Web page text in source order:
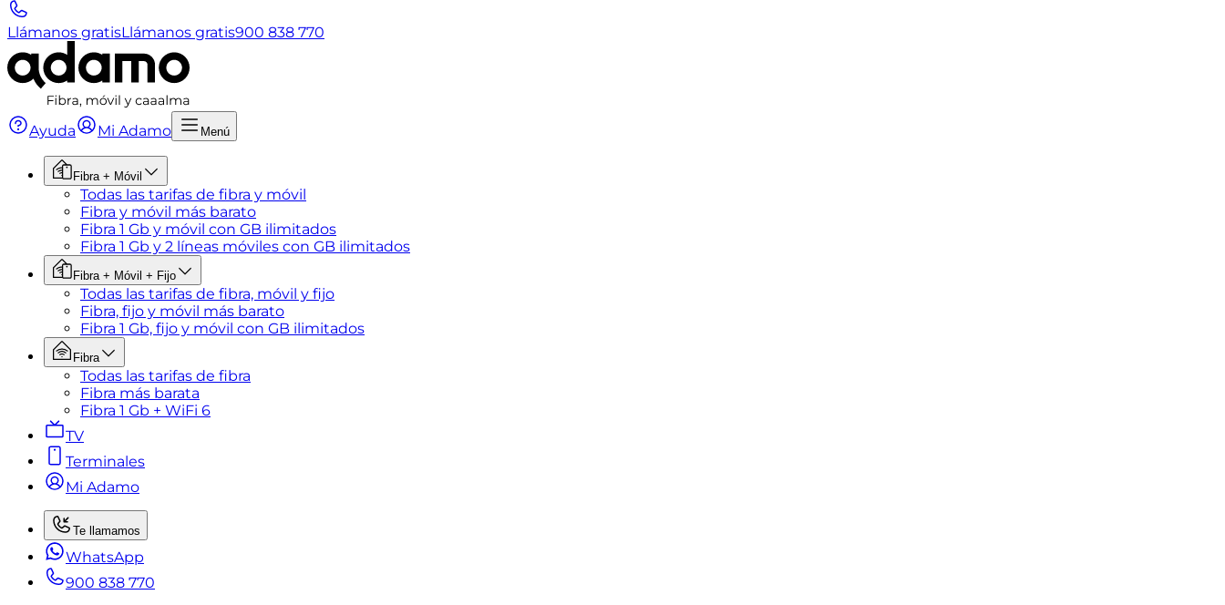
Llámanos gratisLlámanos gratis900 838 770
Ayuda Mi Adamo Menú
Fibra + Móvil
Todas las tarifas de fibra y móvil
Fibra y móvil más barato
Fibra 1 Gb y móvil con GB ilimitados
Fibra 1 Gb y 2 líneas móviles con GB ilimitados
Fibra + Móvil + Fijo
Todas las tarifas de fibra, móvil y fijo
Fibra, fijo y móvil más barato
Fibra 1 Gb, fijo y móvil con GB ilimitados
Fibra
Todas las tarifas de fibra
Fibra más barata
Fibra 1 Gb + WiFi 6
TV
Terminales
Mi Adamo
Te llamamos
WhatsApp
900 838 770